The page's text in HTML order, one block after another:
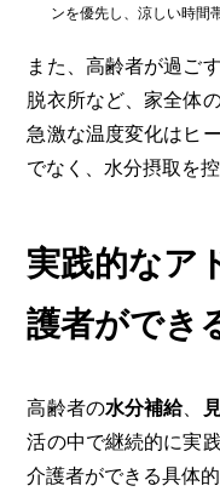
ンを優先し、涼しい時間
また、高齢者が過ご
脱衣所など、家全体
急激な温度変化はヒ
でなく、水分摂取を
実践的なア
護者ができ
高齢者の水分補給、
活の中で継続的に実
介護者ができる具体